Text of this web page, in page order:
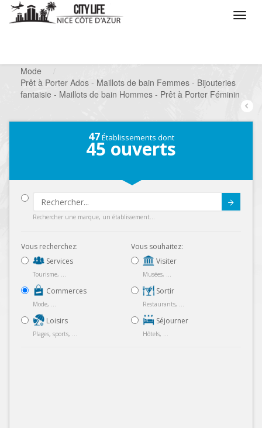
Mode
Prêt à Porter Ados - Maillots de bain Femmes - Bijouteries
fantaisie - Maillots de bain Hommes - Prêt à Porter Féminin
47Établissements dont
45 ouverts
Rechercher une marque, un établissement...
Vous recherchez:
Services
Tourisme, ...
Commerces
Mode, ...
Loisirs
Plages, sports, ...
Vous souhaitez:
Visiter
Musées, ...
Sortir
Restaurants, ...
Séjourner
Hôtels, ...